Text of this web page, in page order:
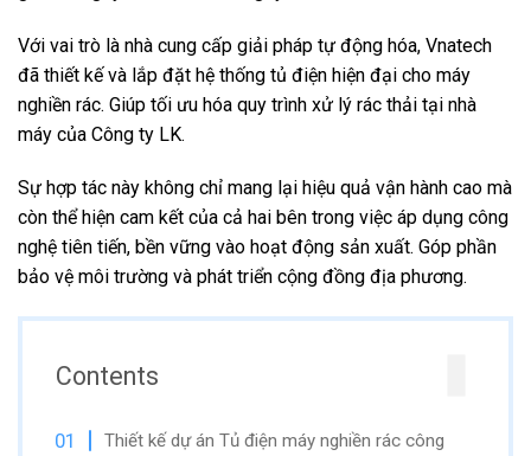
Với vai trò là nhà cung cấp giải pháp tự động hóa, Vnatech
đã thiết kế và lắp đặt hệ thống tủ điện hiện đại cho máy
nghiền rác. Giúp tối ưu hóa quy trình xử lý rác thải tại nhà
máy của Công ty LK.
Sự hợp tác này không chỉ mang lại hiệu quả vận hành cao mà
còn thể hiện cam kết của cả hai bên trong việc áp dụng công
nghệ tiên tiến, bền vững vào hoạt động sản xuất. Góp phần
bảo vệ môi trường và phát triển cộng đồng địa phương.
Contents
Thiết kế dự án Tủ điện máy nghiền rác công